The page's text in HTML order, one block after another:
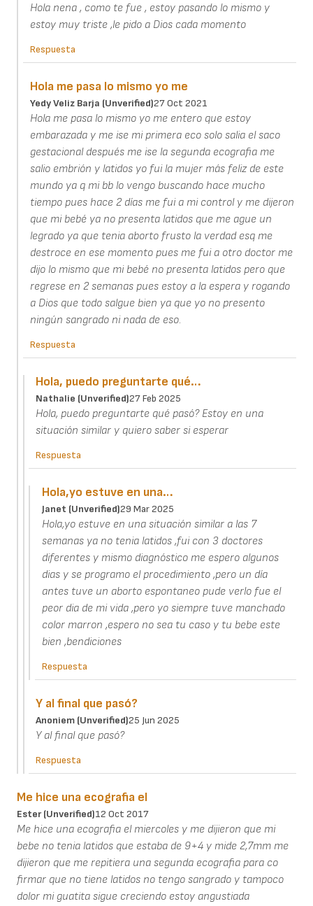
Hola nena , como te fue , estoy pasando lo mismo y
estoy muy triste ,le pido a Dios cada momento
Respuesta
Hola me pasa lo mismo yo me
Yedy Veliz Barja (unverified)27 Oct 2021
Hola me pasa lo mismo yo me entero que estoy
embarazada y me ise mi primera eco solo salia el saco
gestacional después me ise la segunda ecografia me
salio embrión y latidos yo fui la mujer más feliz de este
mundo ya q mi bb lo vengo buscando hace mucho
tiempo pues hace 2 días me fui a mi control y me dijeron
que mi bebé ya no presenta latidos que me ague un
legrado ya que tenia aborto frusto la verdad esq me
destroce en ese momento pues me fui a otro doctor me
dijo lo mismo que mi bebé no presenta latidos pero que
regrese en 2 semanas pues estoy a la espera y rogando
a Dios que todo salgue bien ya que yo no presento
ningún sangrado ni nada de eso.
Respuesta
Hola, puedo preguntarte qué…
Nathalie (unverified)27 Feb 2025
Hola, puedo preguntarte qué pasó? Estoy en una
situación similar y quiero saber si esperar
Respuesta
Hola,yo estuve en una…
Janet (unverified)29 Mar 2025
Hola,yo estuve en una situación similar a las 7
semanas ya no tenia latidos ,fui con 3 doctores
diferentes y mismo diagnóstico me espero algunos
dias y se programo el procedimiento ,pero un día
antes tuve un aborto espontaneo pude verlo fue el
peor dia de mi vida ,pero yo siempre tuve manchado
color marron ,espero no sea tu caso y tu bebe este
bien ,bendiciones
Respuesta
Y al final que pasó?
Anoniem (unverified)25 Jun 2025
Y al final que pasó?
Respuesta
Me hice una ecografia el
Ester (unverified)12 Oct 2017
Me hice una ecografia el miercoles y me dijieron que mi
bebe no tenia latidos que estaba de 9+4 y mide 2,7mm me
dijieron que me repitiera una segunda ecografia para co
firmar que no tiene latidos no tengo sangrado y tampoco
dolor mi guatita sigue creciendo estoy angustiada